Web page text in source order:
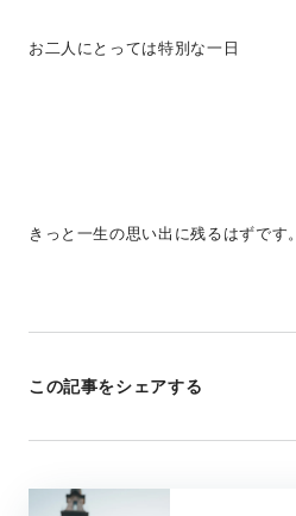
お二人にとっては特別な一日
きっと一生の思い出に残るはずです。
この記事をシェアする